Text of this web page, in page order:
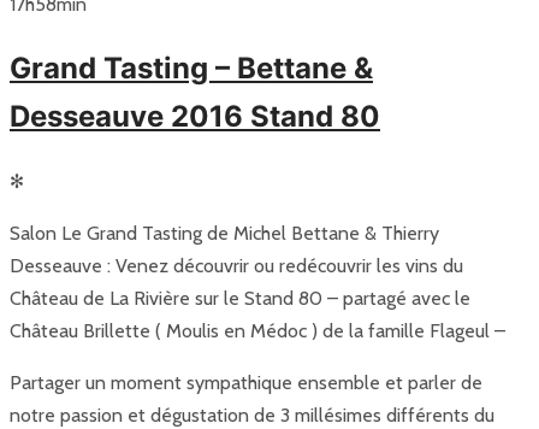
17h58min
Grand Tasting – Bettane &
Desseauve 2016 Stand 80
✻
Salon Le Grand Tasting de Michel Bettane & Thierry
Desseauve : Venez découvrir ou redécouvrir les vins du
Château de La Rivière sur le Stand 80 – partagé avec le
Château Brillette ( Moulis en Médoc ) de la famille Flageul –
Partager un moment sympathique ensemble et parler de
notre passion et dégustation de 3 millésimes différents du